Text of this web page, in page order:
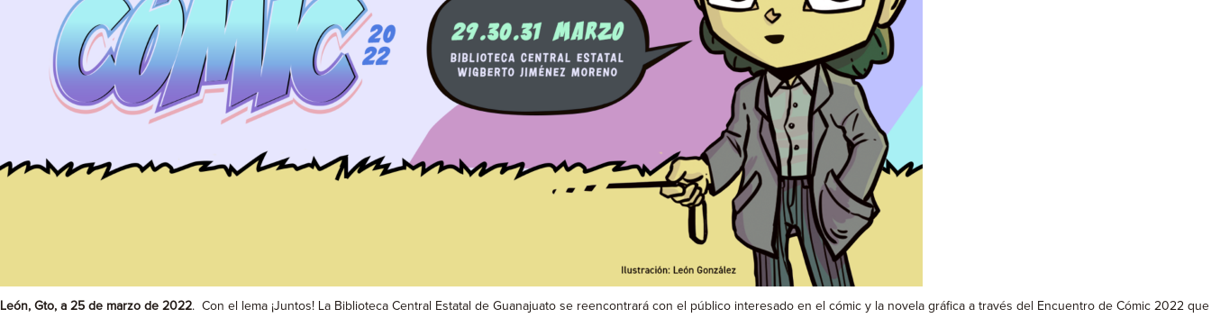
León, Gto, a 25 de marzo de 2022. Con el lema ¡Juntos! La Biblioteca Central Estatal de Guanajuato se reencontrará con el público interesado en el cómic y la novela gráfica a través del Encuentro de Cómic 2022 que